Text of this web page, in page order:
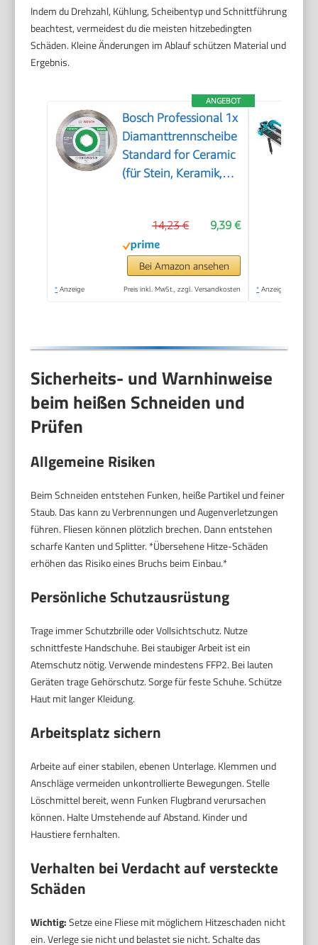
Indem du Drehzahl, Kühlung, Scheibentyp und Schnittführung
beachtest, vermeidest du die meisten hitzebedingten
Schäden. Kleine Änderungen im Ablauf schützen Material und
Ergebnis.
ANGEBOT
Bosch Professional 1x
Diamanttrennscheibe
Standard for Ceramic
(für Stein, Keramik,
mm, Zubehör für
Winkelschleifer)
9,39 €
14,23 €
Bei Amazon ansehen
* Anzeige Preis inkl. MwSt., zzgl. Versandkosten * Anzeige
Sicherheits- und Warnhinweise
beim heißen Schneiden und
Prüfen
Allgemeine Risiken
Beim Schneiden entstehen Funken, heiße Partikel und feiner
Staub. Das kann zu Verbrennungen und Augenverletzungen
führen. Fliesen können plötzlich brechen. Dann entstehen
scharfe Kanten und Splitter. *Übersehene Hitze-Schäden
erhöhen das Risiko eines Bruchs beim Einbau.*
Persönliche Schutzausrüstung
Trage immer Schutzbrille oder Vollsichtschutz. Nutze
schnittfeste Handschuhe. Bei staubiger Arbeit ist ein
Atemschutz nötig. Verwende mindestens FFP2. Bei lauten
Geräten trage Gehörschutz. Sorge für feste Schuhe. Schütze
Haut mit langer Kleidung.
Arbeitsplatz sichern
Arbeite auf einer stabilen, ebenen Unterlage. Klemmen und
Anschläge vermeiden unkontrollierte Bewegungen. Stelle
Löschmittel bereit, wenn Funken Flugbrand verursachen
können. Halte Umstehende auf Abstand. Kinder und
Haustiere fernhalten.
Verhalten bei Verdacht auf versteckte
Schäden
Wichtig:Setze eine Fliese mit möglichem Hitzeschaden nicht
ein. Verlege sie nicht und belastet sie nicht. Schalte das